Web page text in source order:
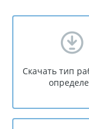
Скачать тип